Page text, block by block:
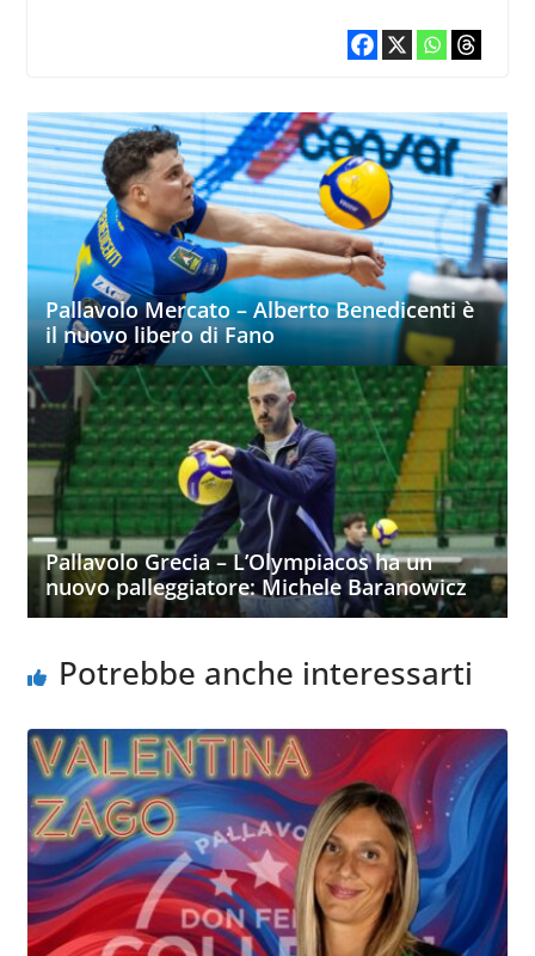
Pallavolo Mercato – Alberto Benedicenti è
il nuovo libero di Fano
Pallavolo Grecia – L’Olympiacos ha un
nuovo palleggiatore: Michele Baranowicz
Potrebbe anche interessarti